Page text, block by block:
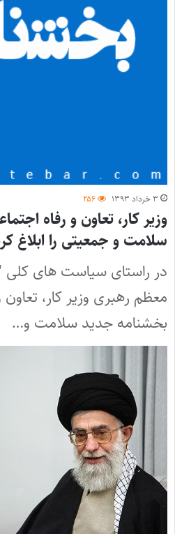
۳ خرداد ۱۳۹۳ ۲۵۶
وزیر کار، تعاون و رفاه
سلامت و جمعیتی را ابلاغ
در راستای سیاست های کلی
معظم رهبری وزیر کار، تعاون
بخشنامه جدید سلامت و…